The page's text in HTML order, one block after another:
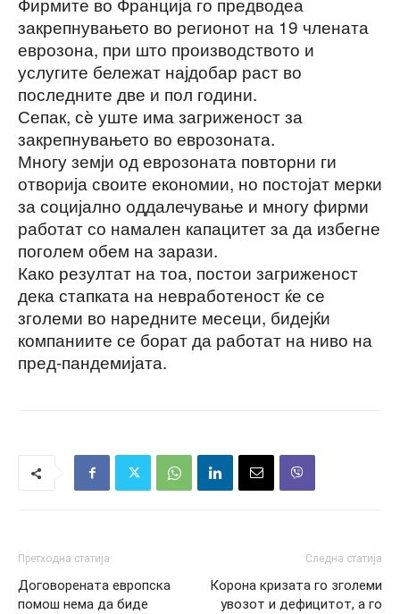
закрепнувањето во регионот на 19 члената
еврозона, при што производството и
услугите бележат најдобар раст во
последните две и пол години.
Сепак, сè уште има загриженост за
закрепнувањето во еврозоната.
Многу земји од еврозоната повторни ги
отворија своите економии, но постојат мерки
за социјално оддалечување и многу фирми
работат со намален капацитет за да избегне
поголем обем на зарази.
Како резултат на тоа, постои загриженост
дека стапката на невработеност ќе се
зголеми во наредните месеци, бидејќи
компаниите се борат да работат на ниво на
пред-пандемијата.
Претходна статија
Договорената европска
помош нема да биде
Следна статија
Корона кризата го зголеми
увозот и дефицитот, а го